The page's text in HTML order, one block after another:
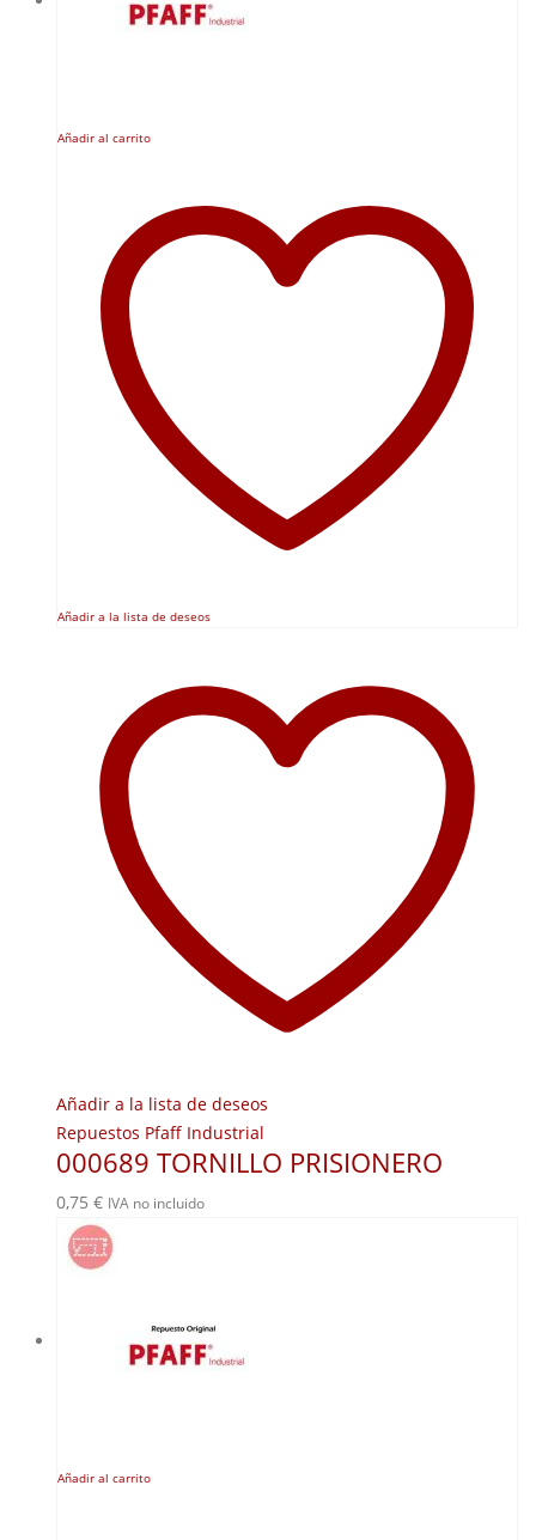
Añadir al carrito
Añadir a la lista de deseos
Añadir a la lista de deseos
Repuestos Pfaff Industrial
000689 TORNILLO PRISIONERO
0,75 € IVA no incluido
Añadir al carrito